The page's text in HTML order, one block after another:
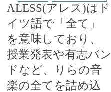
ALESS(アレス)はド
イツ語で「全て」
を意味しており、
授業発表や有志バン
ドなど、りらの音
楽の全てを詰め込